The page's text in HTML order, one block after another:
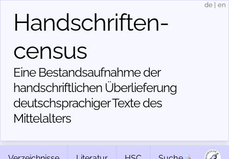
Handschriften­
census
Eine Bestandsaufnahme der
handschriftlichen Über­lieferung
deutschsprachiger Texte des
Mittelalters
de en